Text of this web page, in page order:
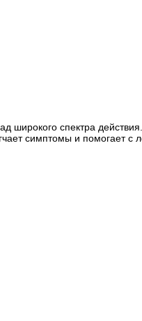
широкого спектра
симптомы и помогает